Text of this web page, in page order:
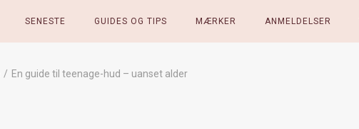
SENESTE GUIDES OG TIPS MÆRKER ANMELDELSER
/ En guide til teenage-hud – uanset alder